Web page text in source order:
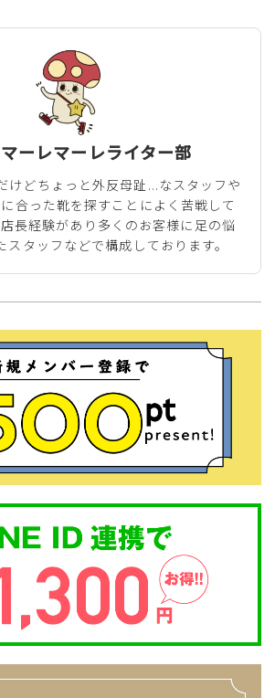
ーレマーレライター部
けどちょっと外反母趾...なスタッフや
合った靴を探すことによく苦戦して
長経験があり多くのお客様に足の悩
スタッフなどで構成しております。